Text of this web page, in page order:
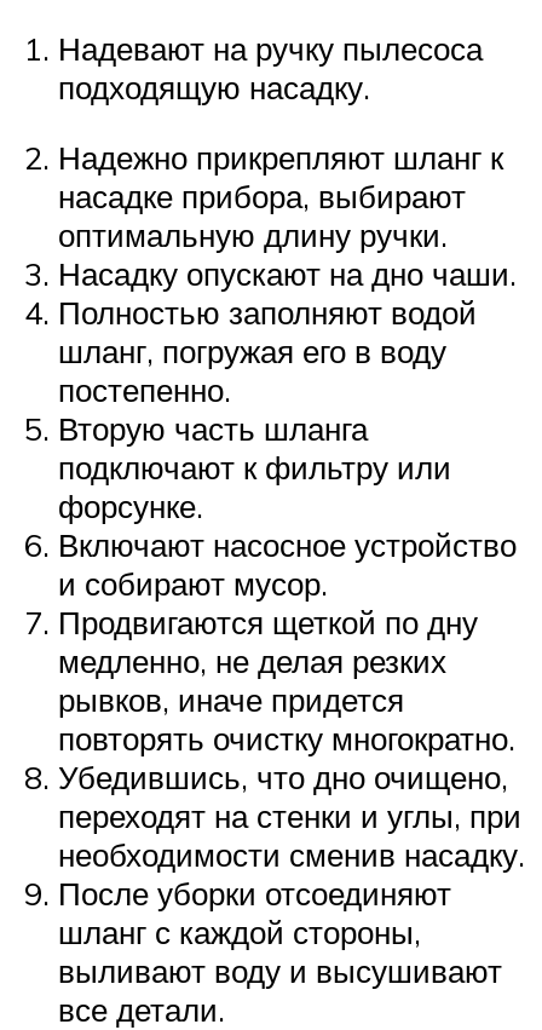
Надевают на ручку пылесоса
подходящую насадку.
Надежно прикрепляют шланг к
насадке прибора, выбирают
оптимальную длину ручки.
Насадку опускают на дно чаши.
Полностью заполняют водой
шланг, погружая его в воду
постепенно.
Вторую часть шланга
подключают к фильтру или
форсунке.
Включают насосное устройство
и собирают мусор.
Продвигаются щеткой по дну
медленно, не делая резких
рывков, иначе придется
повторять очистку многократно.
Убедившись, что дно очищено,
переходят на стенки и углы, при
необходимости сменив насадку.
После уборки отсоединяют
шланг с каждой стороны,
выливают воду и высушивают
все детали.